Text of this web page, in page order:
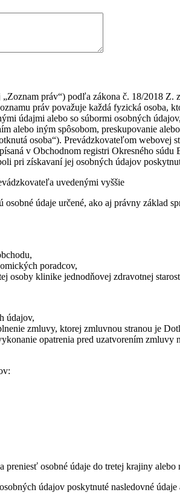
práv“) podľa zákona č. 18/2018
práv považuje každá fyzická osoba,
údajmi alebo so súbormi osobných
alebo iným spôsobom, preskupovanie
osoba“). Prevádzkovateľom webovej
v Obchodnom registri Okresného
pri získavaní jej osobných údajov
uvedenými vyššie
údaje určené, ako aj právny základ
poradcov,
osoby klinike jednodňovej zdravotnej
údajov,
zmluvy, ktorej zmluvnou stranou je
opatrenia pred uzatvorením
osobné údaje do tretej krajiny alebo
údajov poskytnuté nasledovné